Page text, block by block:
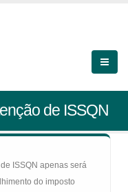
de ISSQN
ISSQN apenas será
do imposto